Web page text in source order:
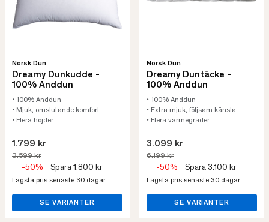
Norsk Dun
Dreamy Dunkudde -
100% Anddun
• 100% Anddun
• Mjuk, omslutande komfort
• Flera höjder
1.799 kr
3.599 kr
-50% Spara 1.800 kr
Lägsta pris senaste 30 dagar
SE VARIANTER
Norsk Dun
Dreamy Duntäcke -
100% Anddun
• 100% Anddun
• Extra mjuk, följsam känsla
• Flera värmegrader
3.099 kr
6.199 kr
-50% Spara 3.100 kr
Lägsta pris senaste 30 dagar
SE VARIANTER